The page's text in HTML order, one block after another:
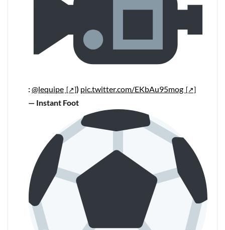
:@lequipe ) pic.twitter.com/EKbAu95mog
— Instant Foot